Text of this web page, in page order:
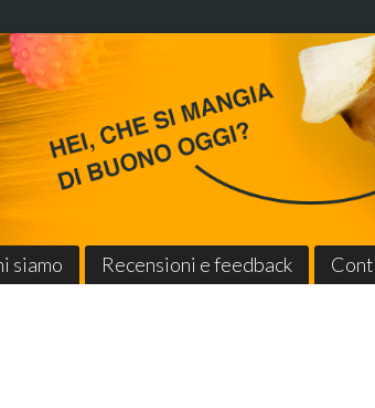
siamo Recensioni e feedback